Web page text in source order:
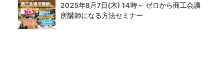
2025年8月7日(木) 14時～ ゼロから商工会議
所講師になる方法セミナー